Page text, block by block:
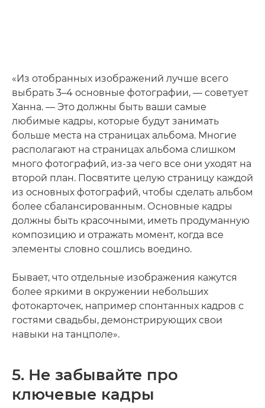
«Из отобранных изображений лучше всего
выбрать 3–4 основные фотографии, — советует
Ханна. — Это должны быть ваши самые
любимые кадры, которые будут занимать
больше места на страницах альбома. Многие
располагают на страницах альбома слишком
много фотографий, из-за чего все они уходят на
второй план. Посвятите целую страницу каждой
из основных фотографий, чтобы сделать альбом
более сбалансированным. Основные кадры
должны быть красочными, иметь продуманную
композицию и отражать момент, когда все
элементы словно сошлись воедино.
Бывает, что отдельные изображения кажутся
более яркими в окружении небольших
фотокарточек, например спонтанных кадров с
гостями свадьбы, демонстрирующих свои
навыки на танцполе».
5. Не забывайте про
ключевые кадры